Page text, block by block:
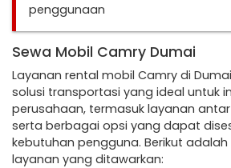
penggunaan
Sewa Mobil Camry Dumai
Layanan rental mobil Camry di
solusi transportasi yang ideal untuk
perusahaan, termasuk layanan
serta berbagai opsi yang dapat
kebutuhan pengguna. Berikut
layanan yang ditawarkan: